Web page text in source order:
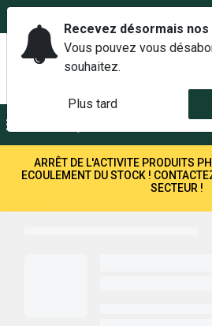
ARRÊT DE L'ACTIVITE PRODUITS
ECOULEMENT DU STOCK !
SECTEUR !
Recevez désormais
Vous pouvez vous
souhaitez.
Plus tard